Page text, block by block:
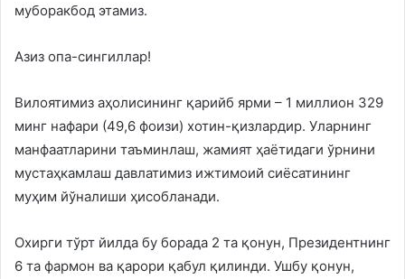
муборакбод этамиз.
Азиз опа-сингиллар!
Вилоятимиз аҳолисининг қарийб ярми – 1 миллион 329
минг нафари (49,6 фоизи) хотин-қизлардир. Уларнинг
манфаатларини таъминлаш, жамият ҳаётидаги ўрнини
мустаҳкамлаш давлатимиз ижтимоий сиёсатининг
муҳим йўналиши ҳисобланади.
Охирги тўрт йилда бу борада 2 та қонун, Президентнинг
6 та фармон ва қарори қабул қилинди. Ушбу қонун,